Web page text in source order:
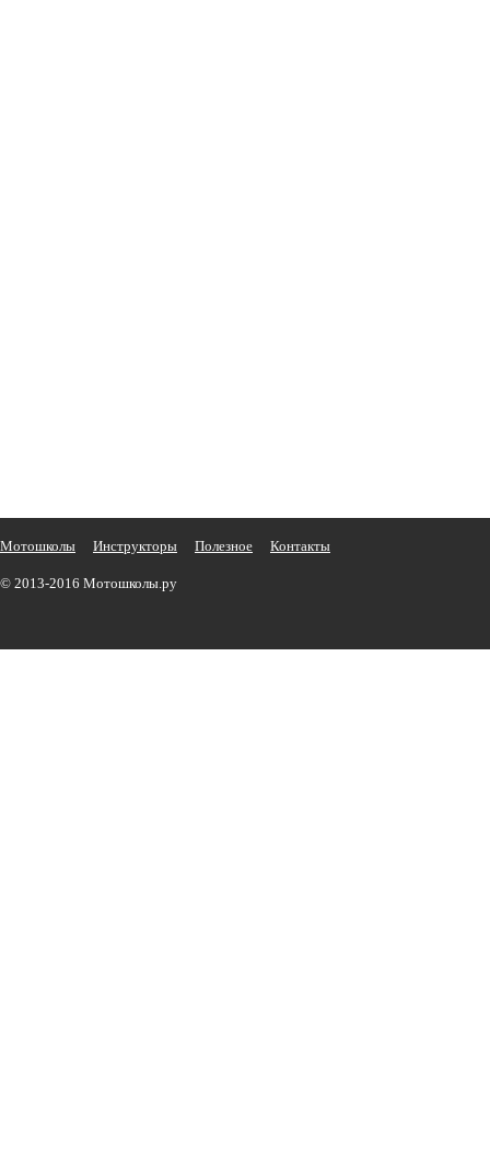
Мотошколы Инструкторы Полезное Контакты
© 2013-2016 Мотошколы.ру